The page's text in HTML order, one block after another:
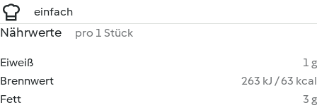
einfach
Nährwerte pro 1 Stück
Eiweiß
1 g
Brennwert
263 kJ / 63 kcal
Fett
3 g